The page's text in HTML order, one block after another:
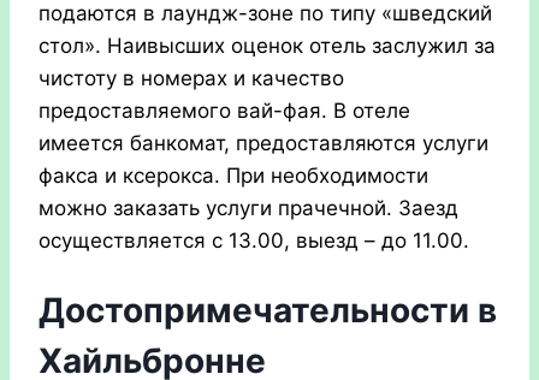
подаются в лаундж-зоне по типу «шведский
стол». Наивысших оценок отель заслужил за
чистоту в номерах и качество
предоставляемого вай-фая. В отеле
имеется банкомат, предоставляются услуги
факса и ксерокса. При необходимости
можно заказать услуги прачечной. Заезд
осуществляется с 13.00, выезд – до 11.00.
Достопримечательности в
Хайльбронне